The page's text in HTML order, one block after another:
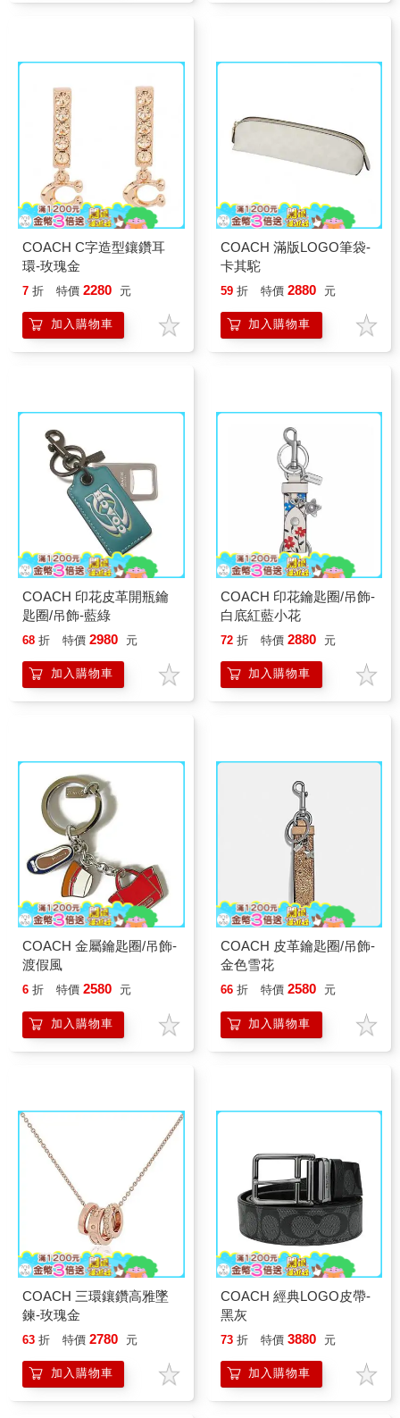
COACH C字造型鑲鑽耳
環-玫瑰金
7 折 特價 2280 元
加入購物車
COACH 滿版LOGO筆袋-
卡其駝
59 折 特價 2880 元
加入購物車
COACH 印花皮革開瓶鑰
匙圈/吊飾-藍綠
68 折 特價 2980 元
加入購物車
COACH 印花鑰匙圈/吊飾-
白底紅藍小花
72 折 特價 2880 元
加入購物車
COACH 金屬鑰匙圈/吊飾-
渡假風
6 折 特價 2580 元
加入購物車
COACH 皮革鑰匙圈/吊飾-
金色雪花
66 折 特價 2580 元
加入購物車
COACH 三環鑲鑽高雅墜
鍊-玫瑰金
63 折 特價 2780 元
加入購物車
COACH 經典LOGO皮帶-
黑灰
73 折 特價 3880 元
加入購物車